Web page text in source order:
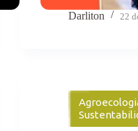
Darliton 22